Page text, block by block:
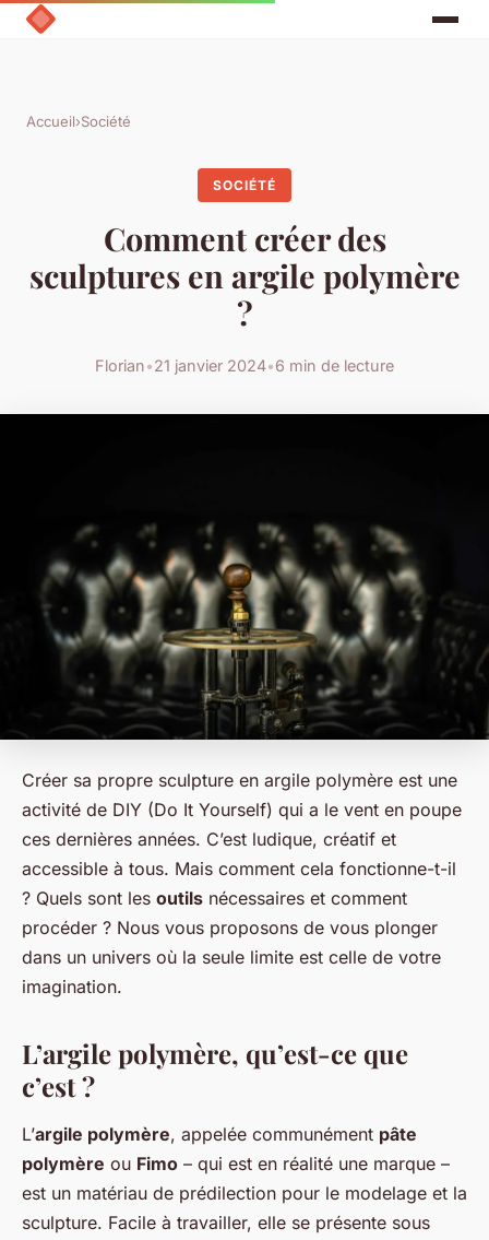
Accueil›Société
SOCIÉTÉ
Comment créer des
sculptures en argile polymère
?
Florian•21 janvier 2024•6 min de lecture
Créer sa propre sculpture en argile polymère est une
activité de DIY (Do It Yourself) qui a le vent en poupe
ces dernières années. C’est ludique, créatif et
accessible à tous. Mais comment cela fonctionne-t-il
? Quels sont les outils nécessaires et comment
procéder ? Nous vous proposons de vous plonger
dans un univers où la seule limite est celle de votre
imagination.
L’argile polymère, qu’est-ce que
c’est ?
L’argile polymère, appelée communément pâte
polymère ou Fimo – qui est en réalité une marque –
est un matériau de prédilection pour le modelage et la
sculpture. Facile à travailler, elle se présente sous